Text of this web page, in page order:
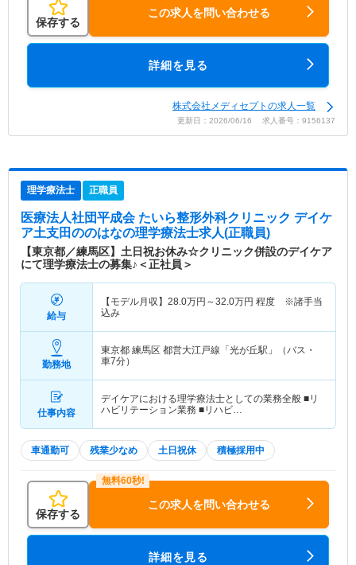
保存する
この求人を問い合わせる
詳細を見る
株式会社メディセプトの求人一覧
更新日：2026/06/16 求人番号：9156137
理学療法士 正職員
医療法人社団平成会 たいら整形外科クリニック デイケ
ア土支田ののはなの理学療法士求人(正職員)
【東京都／練馬区】土日祝お休み☆クリニック併設のデイケア
にて理学療法士の募集♪＜正社員＞
給与
【モデル月収】 28.0万円～32.0万円 程度 ※諸手当
込み
勤務地
東京都 練馬区 都営大江戸線「光が丘駅」（バス・
車7分）
仕事内容
デイケアにおける理学療法士としての業務全般 ■リ
ハビリテーション業務 ■リハビ…
車通勤可 残業少なめ 土日祝休 積極採用中
保存する
この求人を問い合わせる
詳細を見る